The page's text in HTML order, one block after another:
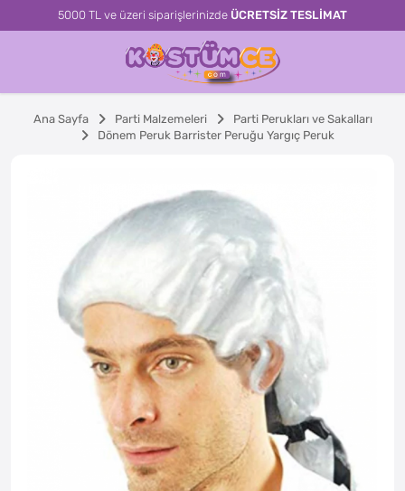
5000 TL ve üzeri siparişlerinizde ÜCRETSİZ TESLİMAT
Ana Sayfa Parti Malzemeleri
Parti Perukları ve Sakalları
Dönem Peruk Barrister Peruğu Yargıç Peruk